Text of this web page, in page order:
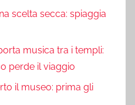
scelta secca: spiaggia
musica tra i templi:
perde il viaggio
il museo: prima gli